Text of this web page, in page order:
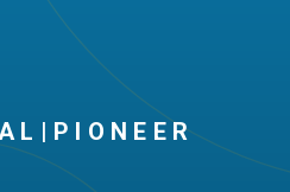
L | P I O N E E R